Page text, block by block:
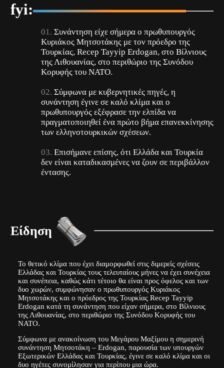
fyi:
Συνάντηση είχε σήμερα ο πρωθυπουργός
Κυριάκος Μητσοτάκης με τον πρόεδρο της
Τουρκίας, Recep Tayyip Erdogan, στο Βίλνιους
της Λιθουανίας, στο περιθώριο της Συνόδου
Κορυφής του ΝΑΤΟ.
Σύμφωνα με κυβερνητικές πηγές, η
συνάντηση έγινε σε καλό κλίμα και ο
πρωθυπουργός εξέφρασε την ελπίδα να
πραγματοποιηθεί ένα πρώτο βήμα επανεκκίνησης
των ελληνοτουρκικών σχέσεων.
Επισήμανε επίσης, ότι Ελλάδα και Τουρκία
δεν είναι καταδικασμένες να ζουν σε περιβάλλον
έντασης.
Είδηση
Το θετικό κλίμα που έχει διαμορφωθεί στις διμερείς σχέσεις
Ελλάδας και Τουρκίας τους τελευταίους μήνες να έχει συνέχεια
και συνέπεια, καθώς κάτι τέτοιο θα είναι προς όφελος και των
δυο χωρών, συμφώνησαν ο πρωθυπουργός Κυριάκος
Μητσοτάκης και ο πρόεδρος της Τουρκίας Recep Tayyip
Erdogan κατά τη συνάντηση που είχαν σήμερα, στο Βίλνιους
της Λιθουανίας, στο περιθώριο της Συνόδου Κορυφής του
ΝΑΤΟ.
Σύμφωνα με ανακοίνωση του Μεγάρου Μαξίμου η σημερινή
συνάντηση Μητσοτάκη – Erdogan, παρουσία των υπουργών
Εξωτερικών Ελλάδας και Τουρκίας, έγινε σε καλό κλίμα και οι
δυο ηγέτες συνομίλησαν για περίπου μια ώρα.